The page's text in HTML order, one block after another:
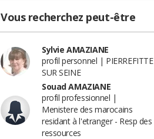
Vous recherchez peut-être
Sylvie AMAZIANE
profil personnel | PIERREFITTE
SUR SEINE
Souad AMAZIANE
profil professionnel |
Menistere des marocains
residant à l'etranger - Resp des
ressources